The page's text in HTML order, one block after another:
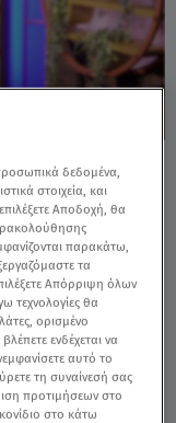
δεδομένα,
στοιχεία, και
Αποδοχή, θα
παρακάτω,
τα
Απόρριψη όλων
τεχνολογίες θα
ορισμένο
ενδέχεται να
αυτό το
τη συναίνεσή σας
προτιμήσεων στο
στο κάτω